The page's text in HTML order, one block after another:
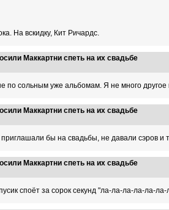
На вскидку, Кит Ричардс.
Маккартни спеть на их свадьбе
по сольным уже альбомам. Я не много другое
Маккартни спеть на их свадьбе
бы на свадьбы, не давали сэров и
Маккартни спеть на их свадьбе
споёт за сорок секунд "ла-ла-ла-ла-ла-